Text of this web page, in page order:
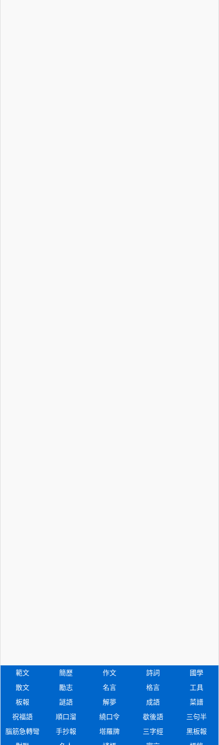
範文 簡歷 作文 詩詞
國學
散文
勵志 名言 格言
工具
板報
謎語 解夢 成語
菜譜
祝福語
順口溜 繞口令 歇後語
三句半
腦筋急轉彎
手抄報 塔羅牌 三字經
黑板報